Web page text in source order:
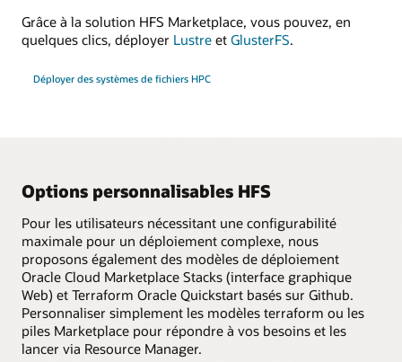
Grâce à la solution HFS Marketplace, vous pouvez, en
quelques clics, déployer Lustre et GlusterFS.
Déployer des systèmes de fichiers HPC
Options personnalisables HFS
Pour les utilisateurs nécessitant une configurabilité
maximale pour un déploiement complexe, nous
proposons également des modèles de déploiement
Oracle Cloud Marketplace Stacks (interface graphique
Web) et Terraform Oracle Quickstart basés sur Github.
Personnaliser simplement les modèles terraform ou les
piles Marketplace pour répondre à vos besoins et les
lancer via Resource Manager.